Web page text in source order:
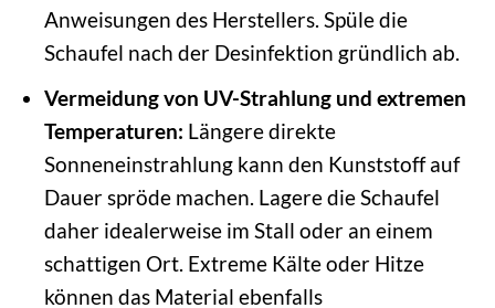
Anweisungen des Herstellers. Spüle die
Schaufel nach der Desinfektion gründlich ab.
Vermeidung von UV-Strahlung und extremen
Temperaturen: Längere direkte
Sonneneinstrahlung kann den Kunststoff auf
Dauer spröde machen. Lagere die Schaufel
daher idealerweise im Stall oder an einem
schattigen Ort. Extreme Kälte oder Hitze
können das Material ebenfalls